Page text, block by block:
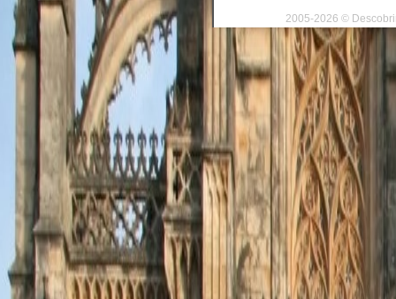
2005-2026 ©